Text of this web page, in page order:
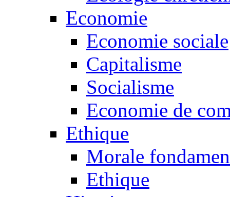
Economie
Economie sociale
Capitalisme
Socialisme
Economie de
Ethique
Morale
Ethique